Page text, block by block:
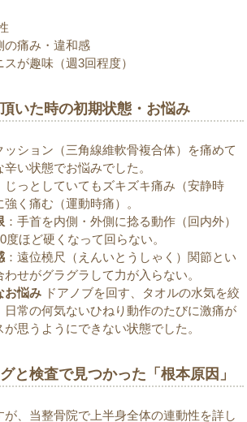
の痛み・違和感
スが趣味（週3回程度）
いた時の初期状態・お悩み
ション（三角線維軟骨複合体）を痛めて
い状態でお悩みでした。
じっとしていてもズキズキ痛み（安静時
く痛む（運動時痛）。
：手首を内側・外側に捻る動作（回内外）
ほど硬くなって回らない。
：遠位橈尺（えんいとうしゃく）関節とい
せがグラグラして力が入らない。
お悩み ドアノブを回す、タオルの水気を絞
日常の何気ないひねり動作のたびに激痛が
思うようにできない状態でした。
と検査で見つかった「根本原因」
、当整骨院で上半身全体の連動性を詳し